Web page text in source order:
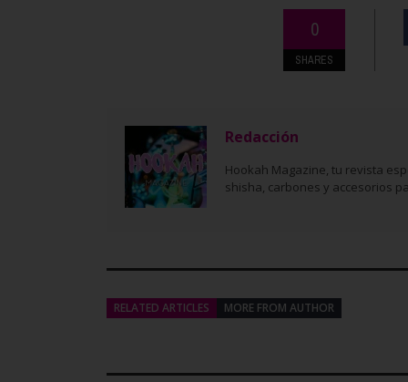
0
SHARES
Redacción
Hookah Magazine, tu revista
shisha, carbones y accesorios
RELATED ARTICLES MORE FROM AUTHOR